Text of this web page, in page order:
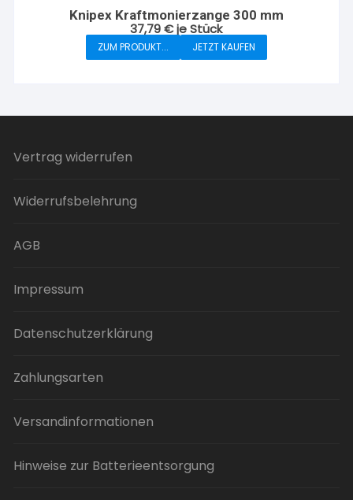
Die
Optionen
können
Produktseite
Knipex Kraftmonierzange 300 mm
37,79€je Stück
ZUM PRODUKT... JETZT KAUFEN
Vertrag widerrufen
Widerrufsbelehrung
AGB
Impressum
Datenschutzerklärung
Zahlungsarten
Versandinformationen
Hinweise zur Batterieentsorgung